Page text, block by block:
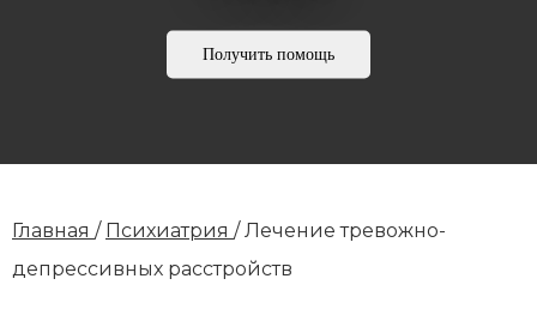
Получить помощь
Главная / Психиатрия /Лечение тревожно-
депрессивных расстройств